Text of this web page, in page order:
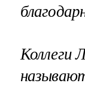
Коллеги